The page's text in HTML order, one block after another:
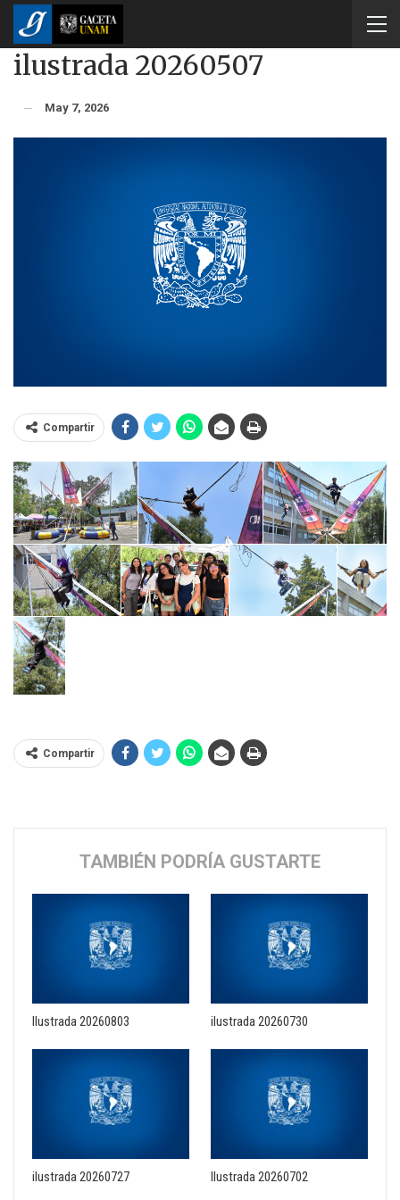
ilustrada 20260507
May 7, 2026
Compartir
Compartir
TAMBIÉN PODRÍA GUSTARTE
Ilustrada 20260803 ilustrada 20260730
ilustrada 20260727 Ilustrada 20260702